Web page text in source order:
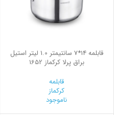
قابلمه 14*7 سانتیمتر 1.0 لیتر استیل
براق پرلا کرکماز 1652
قابلمه
کرکماز
ناموجود